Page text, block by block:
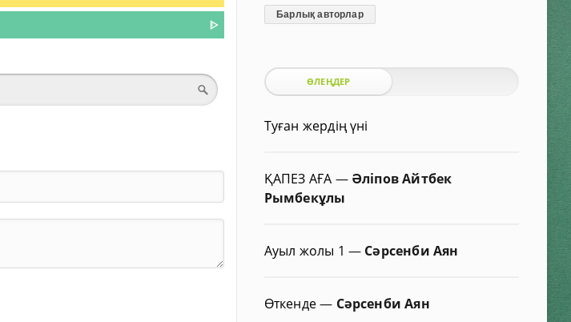
ᐈ
Барлық авторлар
ӨЛЕҢДЕР
Туған жердің үні
ҚАПЕЗ АҒА — Әліпов Айтбек
Рымбекұлы
Ауыл жолы 1 — Сәрсенби Аян
Өткенде— Сәрсенби Аян